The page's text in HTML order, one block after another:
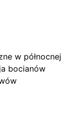
w północnej
bocianów